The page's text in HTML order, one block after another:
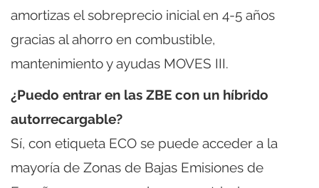
amortizas el sobreprecio inicial en 4-5 años
gracias al ahorro en combustible,
mantenimiento y ayudas MOVES III.
¿Puedo entrar en las ZBE con un híbrido
autorrecargable?
Sí, con etiqueta ECO se puede acceder a la
mayoría de Zonas de Bajas Emisiones de